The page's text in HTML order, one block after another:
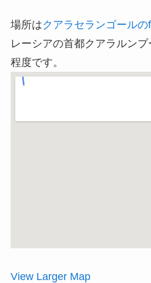
場所はクアラセランゴール
レーシアの首都クアラルン
程度です。
View Larger Map